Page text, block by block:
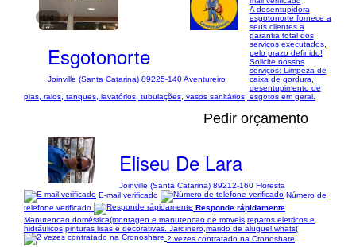
1/4
Esgotonorte
Joinville (Santa Catarina) 89225-140 Aventureiro
A desentupidora
esgotonorte fornece a
seus clientes a
garantia total dos
serviços executados,
pelo prazo definido!
Solicite nossos
serviços: Limpeza de
caixa de gordura,
desentupimento de
pias, ralos, tanques, lavatórios, tubulações, vasos sanitários, esgotos em geral.
Pedir orçamento
Eliseu De Lara
Joinville (Santa Catarina) 89212-160 Floresta
E-mail verificado
Número de
telefone verificado
Responde rápidamente
Manutencao doméstica(montagen e manutencao de moveis,reparos eletricos e
hidráulicos,pinturas lisas e decorativas. Jardinero,marido de aluguel.whats(
2 vezes contratado na Cronoshare